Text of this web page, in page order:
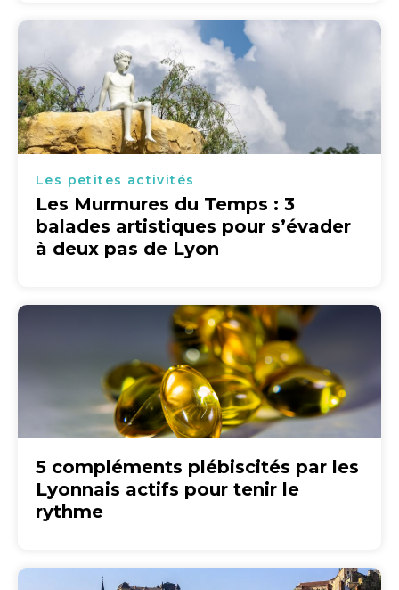
Les petites activités
Les Murmures du Temps : 3
balades artistiques pour s’évader
à deux pas de Lyon
5 compléments plébiscités par les
Lyonnais actifs pour tenir le
rythme